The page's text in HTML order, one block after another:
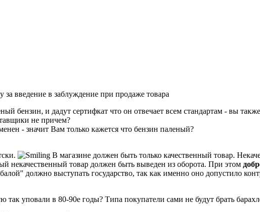
за введение в заблуждение при продаже товара
бензин, и дадут сертифкат что он отвечает всем стандартам - вы
не причем?
- значит Вам только кажется что бензин паленый?
В магазине должен быть только качественный товар.
некачественный товар должен быть выведен из оборота. При этом
должно выступать государство, так как именно оно допустило
уповали в 80-90е годы? Типа покупатели сами не будут брать